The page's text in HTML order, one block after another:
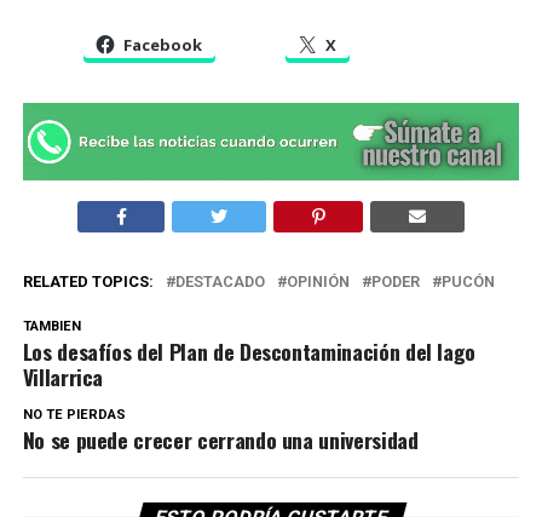
Facebook X
RELATED TOPICS: DESTACADO OPINIÓN PODER PUCÓN
TAMBIEN
Los desafíos del Plan de Descontaminación del lago
Villarrica
NO TE PIERDAS
No se puede crecer cerrando una universidad